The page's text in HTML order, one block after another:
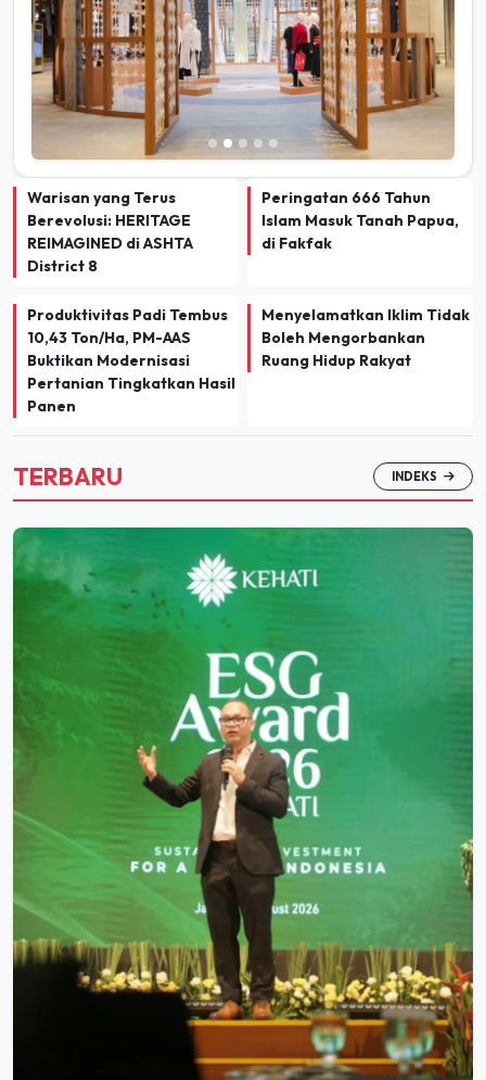
Warisan yang Terus
Berevolusi: HERITAGE
REIMAGINED di ASHTA
District 8
Peringatan 666 Tahun
Islam Masuk Tanah Papua,
di Fakfak
Produktivitas Padi Tembus
Buktikan Modernisasi
Pertanian Tingkatkan Hasil
Panen
Ruang Hidup Rakyat
TERBARU INDEKS